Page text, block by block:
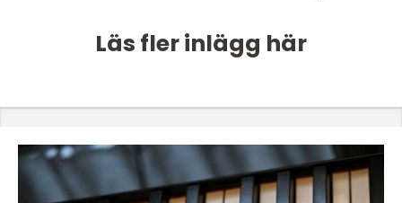
Läs fler inlägg här